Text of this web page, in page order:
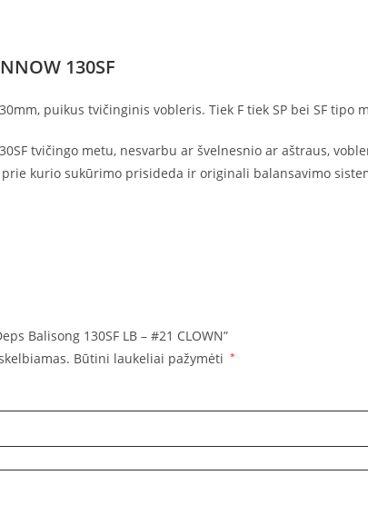
130SF
puikus tvičinginis vobleris. Tiek F tiek SP bei SF
tvičingo metu, nesvarbu ar švelnesnio ar aštraus,
prie kurio sukūrimo prisideda ir originali balansavimo
Balisong 130SF LB – #21 CLOWN”
Būtini laukeliai pažymėti *